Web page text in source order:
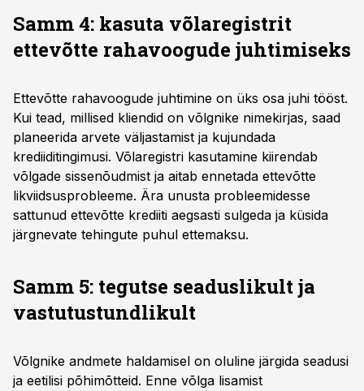
Samm 4: kasuta võlaregistrit
ettevõtte rahavoogude juhtimiseks
Ettevõtte rahavoogude juhtimine on üks osa juhi tööst.
Kui tead, millised kliendid on võlgnike nimekirjas, saad
planeerida arvete väljastamist ja kujundada
krediiditingimusi. Võlaregistri kasutamine kiirendab
võlgade sissenõudmist ja aitab ennetada ettevõtte
likviidsusprobleeme. Ära unusta probleemidesse
sattunud ettevõtte krediiti aegsasti sulgeda ja küsida
järgnevate tehingute puhul ettemaksu.
Samm 5: tegutse seaduslikult ja
vastutustundlikult
Võlgnike andmete haldamisel on oluline järgida seadusi
ja eetilisi põhimõtteid. Enne võlga lisamist